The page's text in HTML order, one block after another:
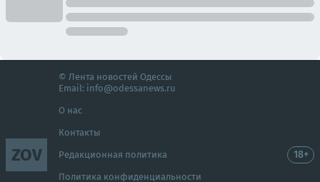
ZOV
© Лента новостей Одессы
Email: info@odessanews.ru
О нас
Контакты
Редакционная политика
Политика конфиденциальности
18+